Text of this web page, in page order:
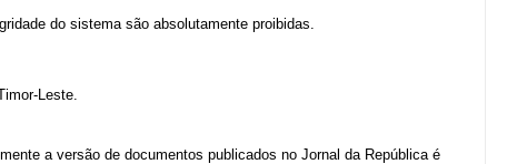
do sistema são absolutamente proibidas.
Leste.
a versão de documentos publicados no Jornal da República é